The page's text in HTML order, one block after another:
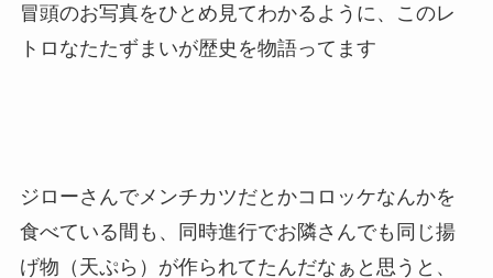
冒頭のお写真をひとめ見てわかるように、このレ
トロなたたずまいが歴史を物語ってます
ジローさんでメンチカツだとかコロッケなんかを
食べている間も、同時進行でお隣さんでも同じ揚
げ物（天ぷら）が作られてたんだなぁと思うと、